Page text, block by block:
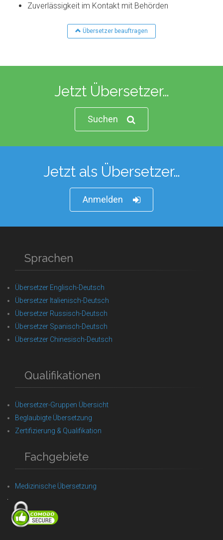
Zuverlässigkeit im Kontakt mit Behörden
Übersetzer beauftragen
Jetzt Übersetzer…
Suchen
Jetzt als Übersetzer…
Anmelden
Sprachen
Übersetzer Englisch-Deutsch
Übersetzer Italienisch-Deutsch
Übersetzer Russisch-Deutsch
Übersetzer Spanisch-Deutsch
Übersetzer Chinesisch-Deutsch
Qualifikationen
Übersetzer-Gruppen Übersicht
Beglaubigte Übersetzung
Zertifizierung & Qualifikation
Fachgebiete
Medizinische Übersetzung